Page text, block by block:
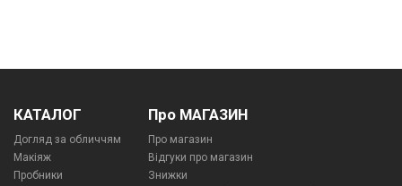
КАТАЛОГ
Догляд за обличчям
Макіяж
Пробники
Про МАГАЗИН
Про магазин
Відгуки про магазин
Знижки